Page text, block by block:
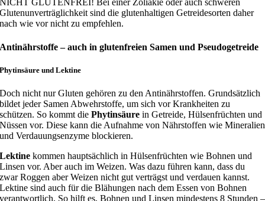
NICHT GLUTENFREI! Bei einer Zöliakie oder auch schweren
Glutenunverträglichkeit sind die glutenhaltigen Getreidesorten daher
nach wie vor nicht zu empfehlen.
Antinährstoffe – auch in glutenfreien Samen und Pseudogetreide
Phytinsäure und Lektine
Doch nicht nur Gluten gehören zu den Antinährstoffen. Grundsätzlich
bildet jeder Samen Abwehrstoffe, um sich vor Krankheiten zu
schützen. So kommt diePhytinsäure in Getreide, Hülsenfrüchten und
Nüssen vor. Diese kann die Aufnahme von Nährstoffen wie Mineralien
und Verdauungsenzyme blockieren.
Lektine kommen hauptsächlich in Hülsenfrüchten wie Bohnen und
Linsen vor. Aber auch im Weizen. Was dazu führen kann, dass du
zwar Roggen aber Weizen nicht gut verträgst und verdauen kannst.
Lektine sind auch für die Blähungen nach dem Essen von Bohnen
verantwortlich. So hilft es, Bohnen und Linsen mindestens 8 Stunden –